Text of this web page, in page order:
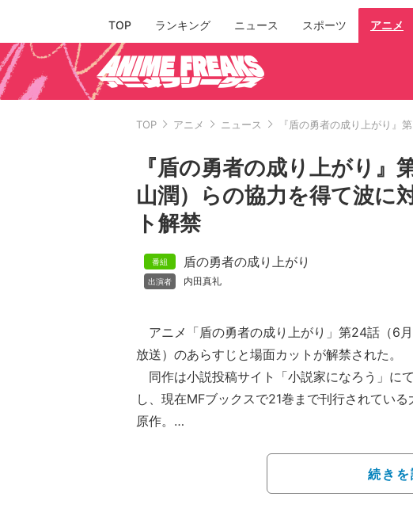
TOP ランキング ニュース スポーツ アニメ
TOP アニメ ニュース 『盾の勇者の成り上がり』
『盾の勇者の成り上がり
山潤）らの協力を得て波
ト解禁
盾の勇者の成り上がり
内田真礼
アニメ「盾の勇者の成り上がり」第24話（6
放送）のあらすじと場面カットが解禁された。
同作は小説投稿サイト「小説家になろう」に
し、現在MFブックスで21巻まで刊行されてい
原作。
されてしまった、ごく平凡なオタク大学生・岩
れた使命は、剣、槍、弓、盾をまとう四聖勇者
続きを